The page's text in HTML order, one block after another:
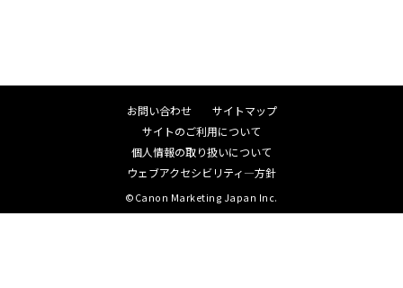
お問い合わせ
サイトマップ
サイトのご利用について
個人情報の取り扱いについて
ウェブアクセシビリティ―方針
©Canon Marketing Japan Inc.